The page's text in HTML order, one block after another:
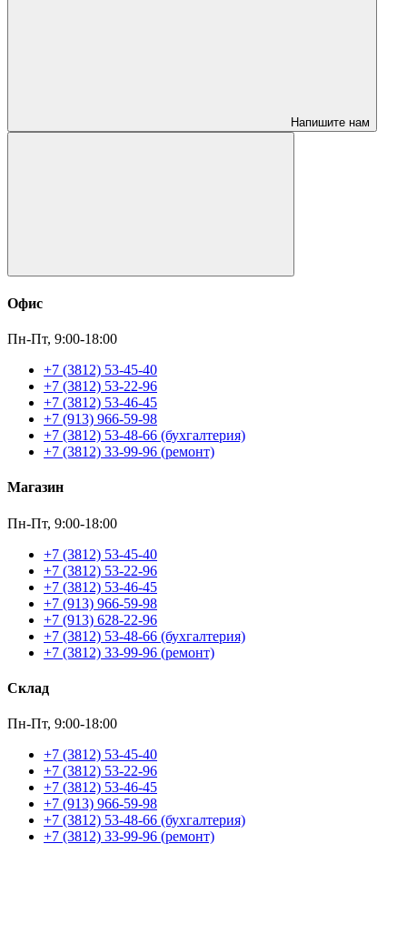
Напишите нам
Офис
Пн-Пт, 9:00-18:00
+7 (3812) 53-45-40
+7 (3812) 53-22-96
+7 (3812) 53-46-45
+7 (913) 966-59-98
+7 (3812) 53-48-66 (бухгалтерия)
+7 (3812) 33-99-96 (ремонт)
Магазин
Пн-Пт, 9:00-18:00
+7 (3812) 53-45-40
+7 (3812) 53-22-96
+7 (3812) 53-46-45
+7 (913) 966-59-98
+7 (913) 628-22-96
+7 (3812) 53-48-66 (бухгалтерия)
+7 (3812) 33-99-96 (ремонт)
Склад
Пн-Пт, 9:00-18:00
+7 (3812) 53-45-40
+7 (3812) 53-22-96
+7 (3812) 53-46-45
+7 (913) 966-59-98
+7 (3812) 53-48-66 (бухгалтерия)
+7 (3812) 33-99-96 (ремонт)